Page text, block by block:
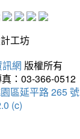
工坊
網 版權所有
：03-366-0512
區延平路 265 號
(c)